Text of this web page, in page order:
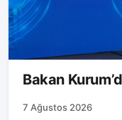
7 Ağustos 2026